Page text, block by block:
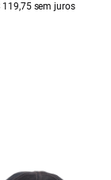
119,75 sem juros